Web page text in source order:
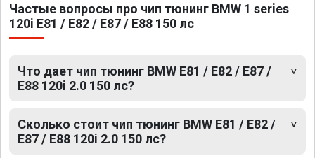
Частые вопросы про чип тюнинг BMW 1 series
120i E81 / E82 / E87 / E88 150 лс
Что дает чип тюнинг BMW E81 / E82 / E87 /
E88 120i 2.0 150 лс?
Сколько стоит чип тюнинг BMW E81 / E82 /
E87 / E88 120i 2.0 150 лс?